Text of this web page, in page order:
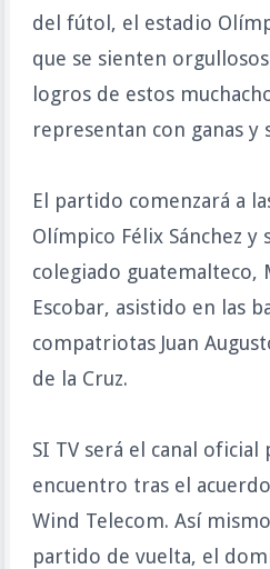
del fútol, el estadio
que se sienten
logros de estos
representan con ganas
El partido comenzará a
Olímpico Félix Sánchez
colegiado guatemalteco,
Escobar, asistido en las
compatriotas Juan
de la Cruz.
SI TV será el canal
encuentro tras el
Wind Telecom. Así
partido de vuelta, el